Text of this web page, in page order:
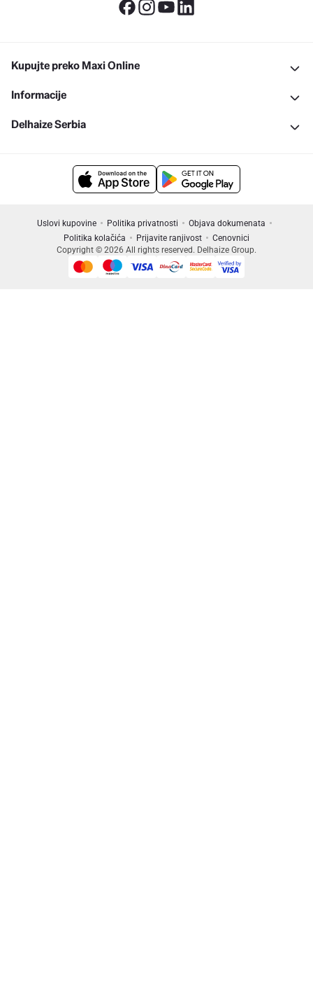
Kupujte preko Maxi Online
Informacije
Delhaize Serbia
Uslovi kupovine Politika privatnosti
Objava dokumenata
Politika kolačića
Prijavite ranjivost
Cenovnici
Copyright © 2026 All rights reserved. Delhaize Group.